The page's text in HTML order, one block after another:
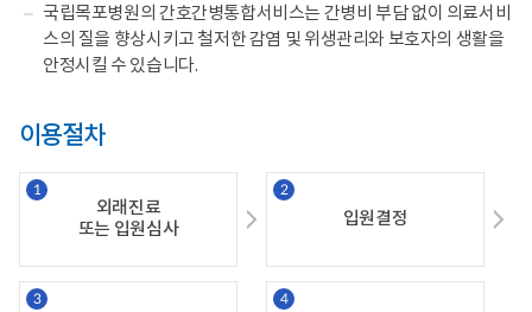
국립목포병원의 간호간병통합서비스는 간병비 부담 없이 의료서비
스의 질을 향상시키고 철저한 감염 및 위생관리와 보호자의 생활을
안정시킬 수 있습니다.
이용절차
외래진료
또는 입원심사
입원결정